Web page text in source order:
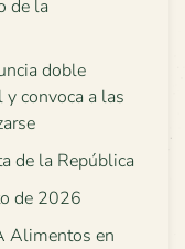
de la
doble
convoca a las
de la República
de 2026
Alimentos en